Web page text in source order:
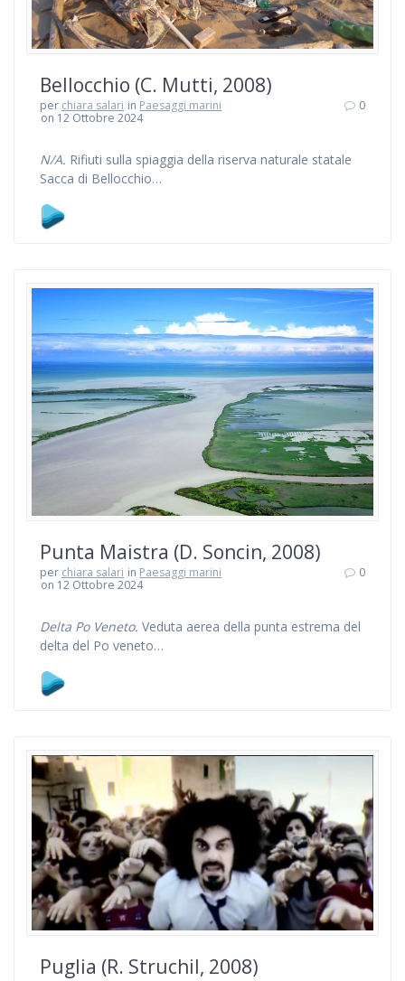
Bellocchio (C. Mutti, 2008)
per chiara salari in Paesaggi marini
on 12 Ottobre 2024
0
N/A. Rifiuti sulla spiaggia della riserva naturale statale
Sacca di Bellocchio…
Punta Maistra (D. Soncin, 2008)
per chiara salari in Paesaggi marini
on 12 Ottobre 2024
0
Delta Po Veneto. Veduta aerea della punta estrema del
delta del Po veneto…
Puglia (R. Struchil, 2008)